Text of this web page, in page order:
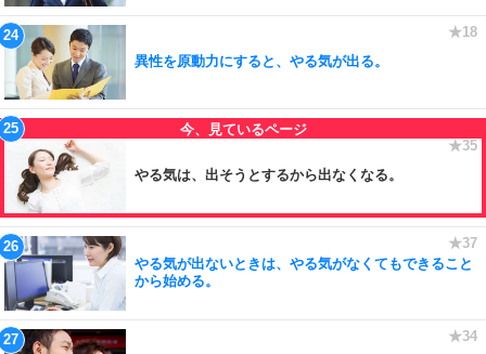
異性を原動力にすると、やる気が出る。
やる気は、出そうとするから出なくなる。
やる気が出ないときは、やる気がなくてもできること
から始める。